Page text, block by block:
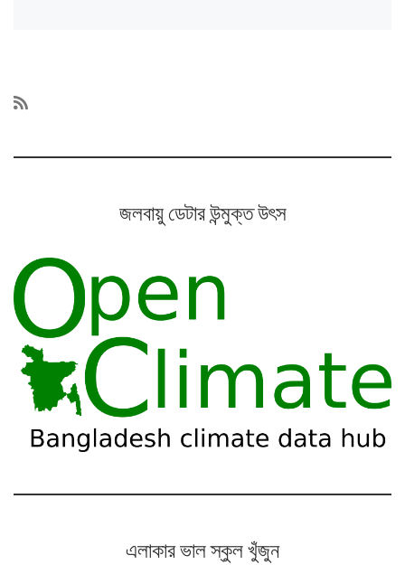
জলবায়ু ডেটার উন্মুক্ত উৎস
এলাকার ভাল স্কুল খুঁজুন